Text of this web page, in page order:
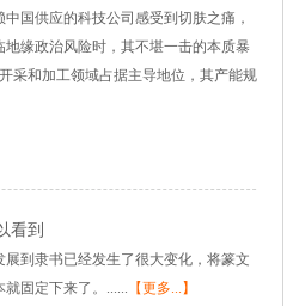
国供应的科技公司感受到切肤之痛，
缘政治风险时，其不堪一击的本质暴
采和加工领域占据主导地位，其产能规
看到
到隶书已经发生了很大变化，将篆文
固定下来了。...... 【更多...】